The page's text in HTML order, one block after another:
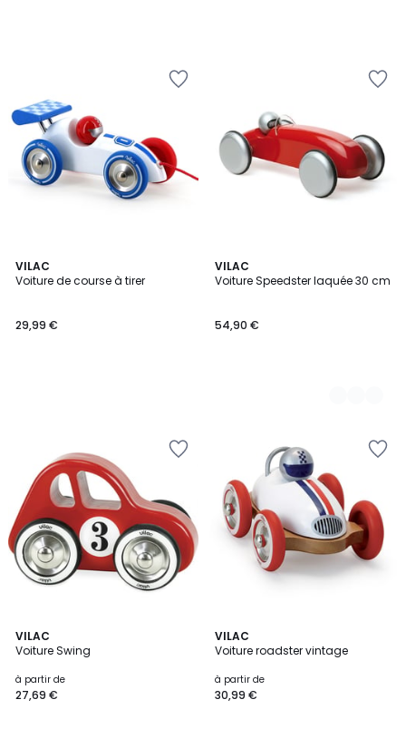
VILAC
Voiture de course à tirer
29,99 €
VILAC
Voiture Speedster laquée 30 cm
54,90 €
3
Couleurs
VILAC
Voiture Swing
à partir de
27,69 €
2
Couleurs
VILAC
Voiture roadster vintage
à partir de
30,99 €
4
Couleurs